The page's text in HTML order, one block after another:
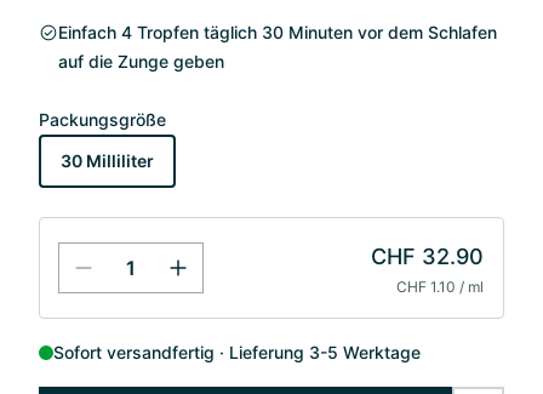
Einfach 4 Tropfen täglich 30 Minuten vor dem Schlafen
auf die Zunge geben
Packungsgröße
30 Milliliter
CHF 32.90
CHF 1.10 / ml
Sofort versandfertig Lieferung 3-5 Werktage